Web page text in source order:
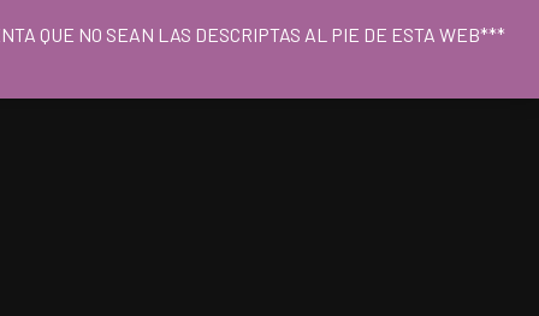
QUE NO SEAN LAS DESCRIPTAS AL PIE DE ESTA WEB***